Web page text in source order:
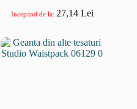
Incepand de la: 27,14 Lei